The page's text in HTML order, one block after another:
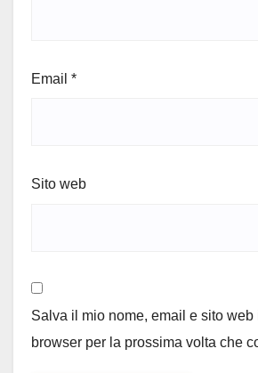
Email *
Sito web
Salva il mio nome, email e sito web
browser per la prossima volta che